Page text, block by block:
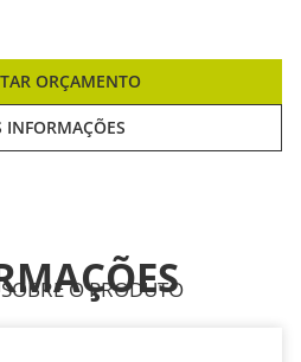
ORÇAMENTO
INFORMAÇÕES
O PRODUTO